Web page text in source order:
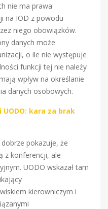
nie ma prawa
na IOD z powodu
niego obowiązków.
danych może
o ile nie występuje
funkcji tej nie należy
wpływ na określanie
danych osobowych.
kara za brak
pokazuje, że
z konferencji, ale
UODO wskazał tam
kierowniczym i